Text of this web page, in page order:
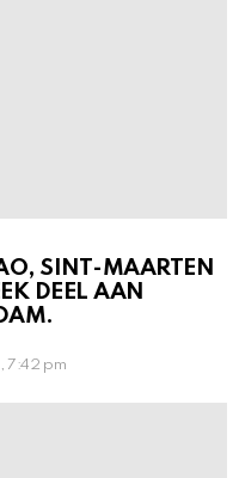
SINT-MAARTEN
DEEL AAN
7:42 pm